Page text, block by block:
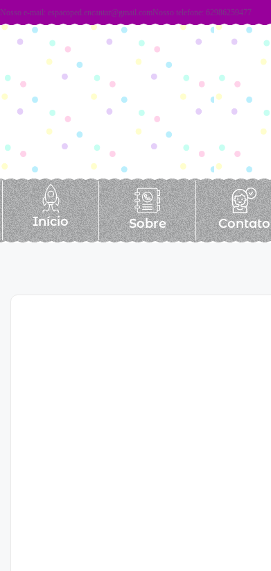
Nosso e-mail: espacoped.encantar@gmail.comNosso telefone: 62986259477
Início Sobre Contato